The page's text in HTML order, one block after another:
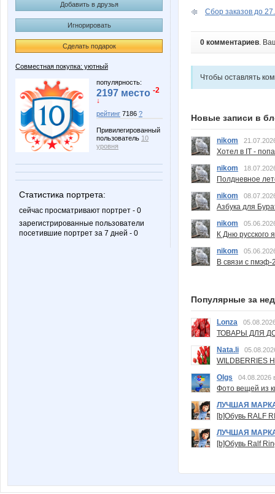
Добавить в друзья
Игнорировать
Сделать подарок
Совместная покупка: уютный
популярность:
2197 место -2
↓
рейтинг 7186 ?
Привилегированный
пользователь 10
уровня
Статистика портрета:
сейчас просматривают портрет - 0
зарегистрированные пользователи
посетившие портрет за 7 дней - 0
Сбор заказов до
0 комментариев.
Чтобы оставлять
Новые записи в
nikom
Хотел в IT -
nikom
Полдневное
nikom
Азбука для
nikom
К Дню русского
nikom
В связи с пмэф-
Популярные за
Lonza
ТОВАРЫ ДЛЯ
Nata.li
Olgs
04.08.2026
Фото вещей из
ЛУЧШАЯ
[b]Обувь RALF
ЛУЧШАЯ
[b]Обувь Ralf